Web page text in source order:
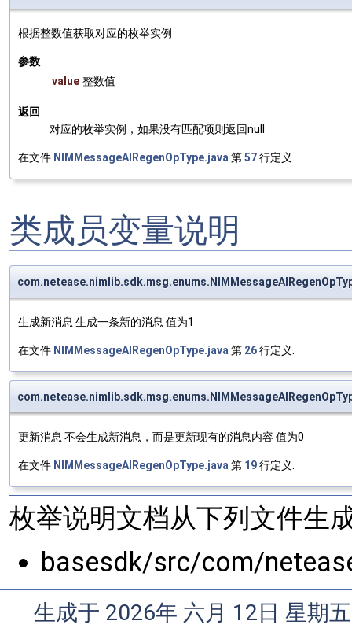
根据整数值获取对应的枚举实例
参数
value 整数值
返回
对应的枚举实例，如果没有匹配项则返回null
在文件 NIMMessageAIRegenOpType.java 第57行定义.
类成员变量说明
生成新消息 生成一条新的消息 值为1
在文件 NIMMessageAIRegenOpType.java 第 26行定义.
更新消息 不会生成新消息，而是更新现有的消息内容 值为0
在文件 NIMMessageAIRegenOpType.java 第 19行定义.
枚举说明文档从下列文件生
basesdk/src/com/
生成于 2026年 六月 12日 星期